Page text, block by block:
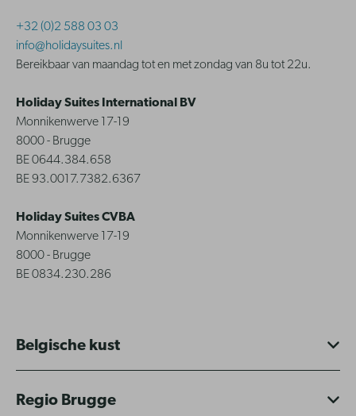
+32 (0)2 588 03 03
info@holidaysuites.nl
Bereikbaar van maandag tot en met zondag van 8u tot 22u.
Holiday Suites International BV
Monnikenwerve 17-19
8000 - Brugge
BE 0644.384.658
BE 93.0017.7382.6367
Holiday Suites CVBA
Monnikenwerve 17-19
8000 - Brugge
BE 0834.230.286
Belgische kust
Regio Brugge